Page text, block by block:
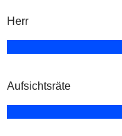
Herr
Aufsichtsräte